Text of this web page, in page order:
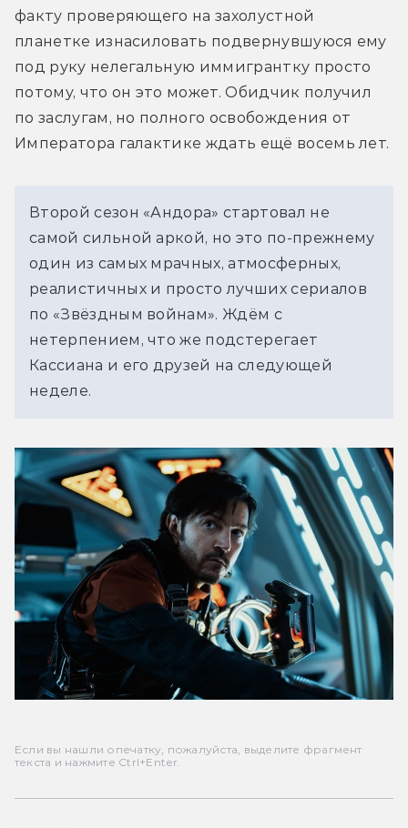
факту проверяющего на захолустной
планетке изнасиловать подвернувшуюся ему
под руку нелегальную иммигрантку просто
потому, что он это может. Обидчик получил
по заслугам, но полного освобождения от
Императора галактике ждать ещё восемь лет.
Второй сезон «Андора» стартовал не
самой сильной аркой, но это по-прежнему
один из самых мрачных, атмосферных,
реалистичных и просто лучших сериалов
по «Звёздным войнам». Ждём с
нетерпением, что же подстерегает
Кассиана и его друзей на следующей
неделе.
Если вы нашли опечатку, пожалуйста, выделите фрагмент
текста и нажмите Ctrl+Enter.